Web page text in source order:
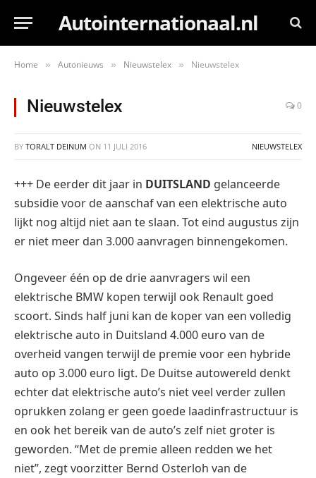
Autointernationaal.nl
Home » Autonieuws » Nieuwstelex » Nieuwstelex
Nieuwstelex 0
BY TORALT DEINUM ON 11 JULI 2016 NIEUWSTELEX
+++ De eerder dit jaar in DUITSLAND gelanceerde
subsidie voor de aanschaf van een elektrische auto
lijkt nog altijd niet aan te slaan. Tot eind augustus zijn
er niet meer dan 3.000 aanvragen binnengekomen.
Ongeveer één op de drie aanvragers wil een
elektrische BMW kopen terwijl ook Renault goed
scoort. Sinds half juni kan de koper van een volledig
elektrische auto in Duitsland 4.000 euro van de
overheid vangen terwijl de premie voor een hybride
auto op 3.000 euro ligt. De Duitse autowereld denkt
echter dat elektrische auto’s niet veel verder zullen
oprukken zolang er geen goede laadinfrastructuur is
en ook het bereik van de auto’s zelf niet groter is
geworden. “Met de premie alleen redden we het
niet”, zegt voorzitter Bernd Osterloh van de